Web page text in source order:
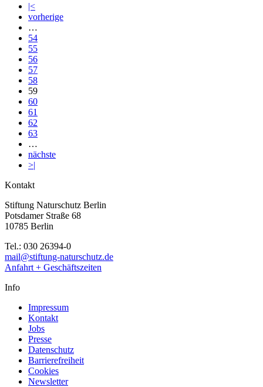
|<
vorherige
…
54
55
56
57
58
59
60
61
62
63
…
nächste
>|
Kontakt
Stiftung Naturschutz Berlin
Potsdamer Straße 68
10785 Berlin
Tel.: 030 26394-0
mail@stiftung-naturschutz.de
Anfahrt + Geschäftszeiten
Info
Impressum
Kontakt
Jobs
Presse
Datenschutz
Barrierefreiheit
Cookies
Newsletter